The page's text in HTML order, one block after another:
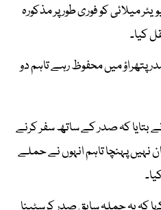
میلائی کو فوری طور پر مذکورہ
کیا۔
پتھراؤ میں محفوظ رہے تاہم دو
بتایا کہ صدر کے ساتھ سفر کرنے
پہنچا تاہم انہوں نے حملے